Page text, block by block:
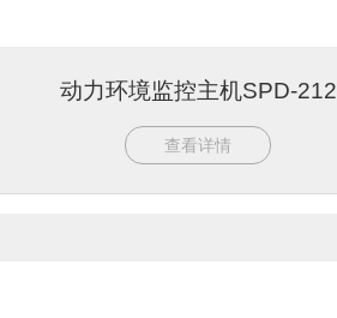
动力环境监控主机SPD-212
查看详情